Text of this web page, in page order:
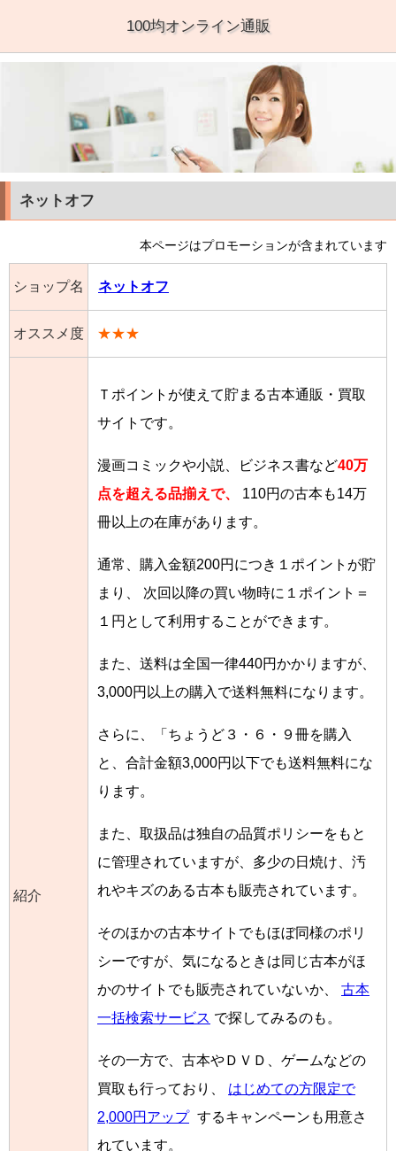
100均オンライン通販
ネットオフ
本ページはプロモーションが含まれています
ショップ名 ネットオフ
オススメ度 ★★★
紹介
Ｔポイントが使えて貯まる古本通販・買取
サイトです。
漫画コミックや小説、ビジネス書など40万
点を超える品揃えで、
110円の古本も14万
冊以上の在庫があります。
通常、購入金額200円につき１ポイントが貯
まり、 次回以降の買い物時に１ポイント＝
１円として利用することができます。
また、送料は全国一律440円かかりますが、
3,000円以上の購入で送料無料になります。
さらに、「ちょうど３・６・９冊を購入
と、合計金額3,000円以下でも送料無料にな
ります。
また、取扱品は独自の品質ポリシーをもと
に管理されていますが、多少の日焼け、汚
れやキズのある古本も販売されています。
そのほかの古本サイトでもほぼ同様のポリ
シーですが、気になるときは同じ古本がほ
かのサイトでも販売されていないか、 古本
一括検索サービス で探してみるのも。
その一方で、古本やＤＶＤ、ゲームなどの
買取も行っており、 はじめての方限定で
2,000円アップ するキャンペーンも用意さ
れています。